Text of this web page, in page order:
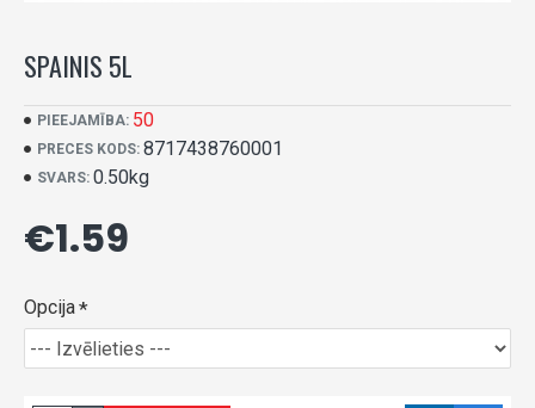
SPAINIS 5L
PIEEJAMĪBA: 50
PRECES KODS: 8717438760001
SVARS: 0.50kg
€1.59
Opcija